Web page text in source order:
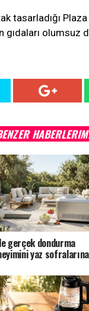
tasarladığı
olumsuz
gerçek dondurma
yaz sofralarına